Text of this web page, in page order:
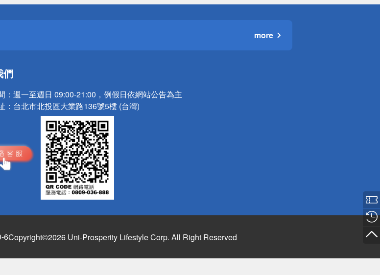
more
們
： 週一至週日 09:00-21:00，例假日依網站公告為主
： 台北市北投區大業路136號5樓 (台灣)
6Copyright©2026 Uni-Prosperity Lifestyle Corp. All Right Reserved